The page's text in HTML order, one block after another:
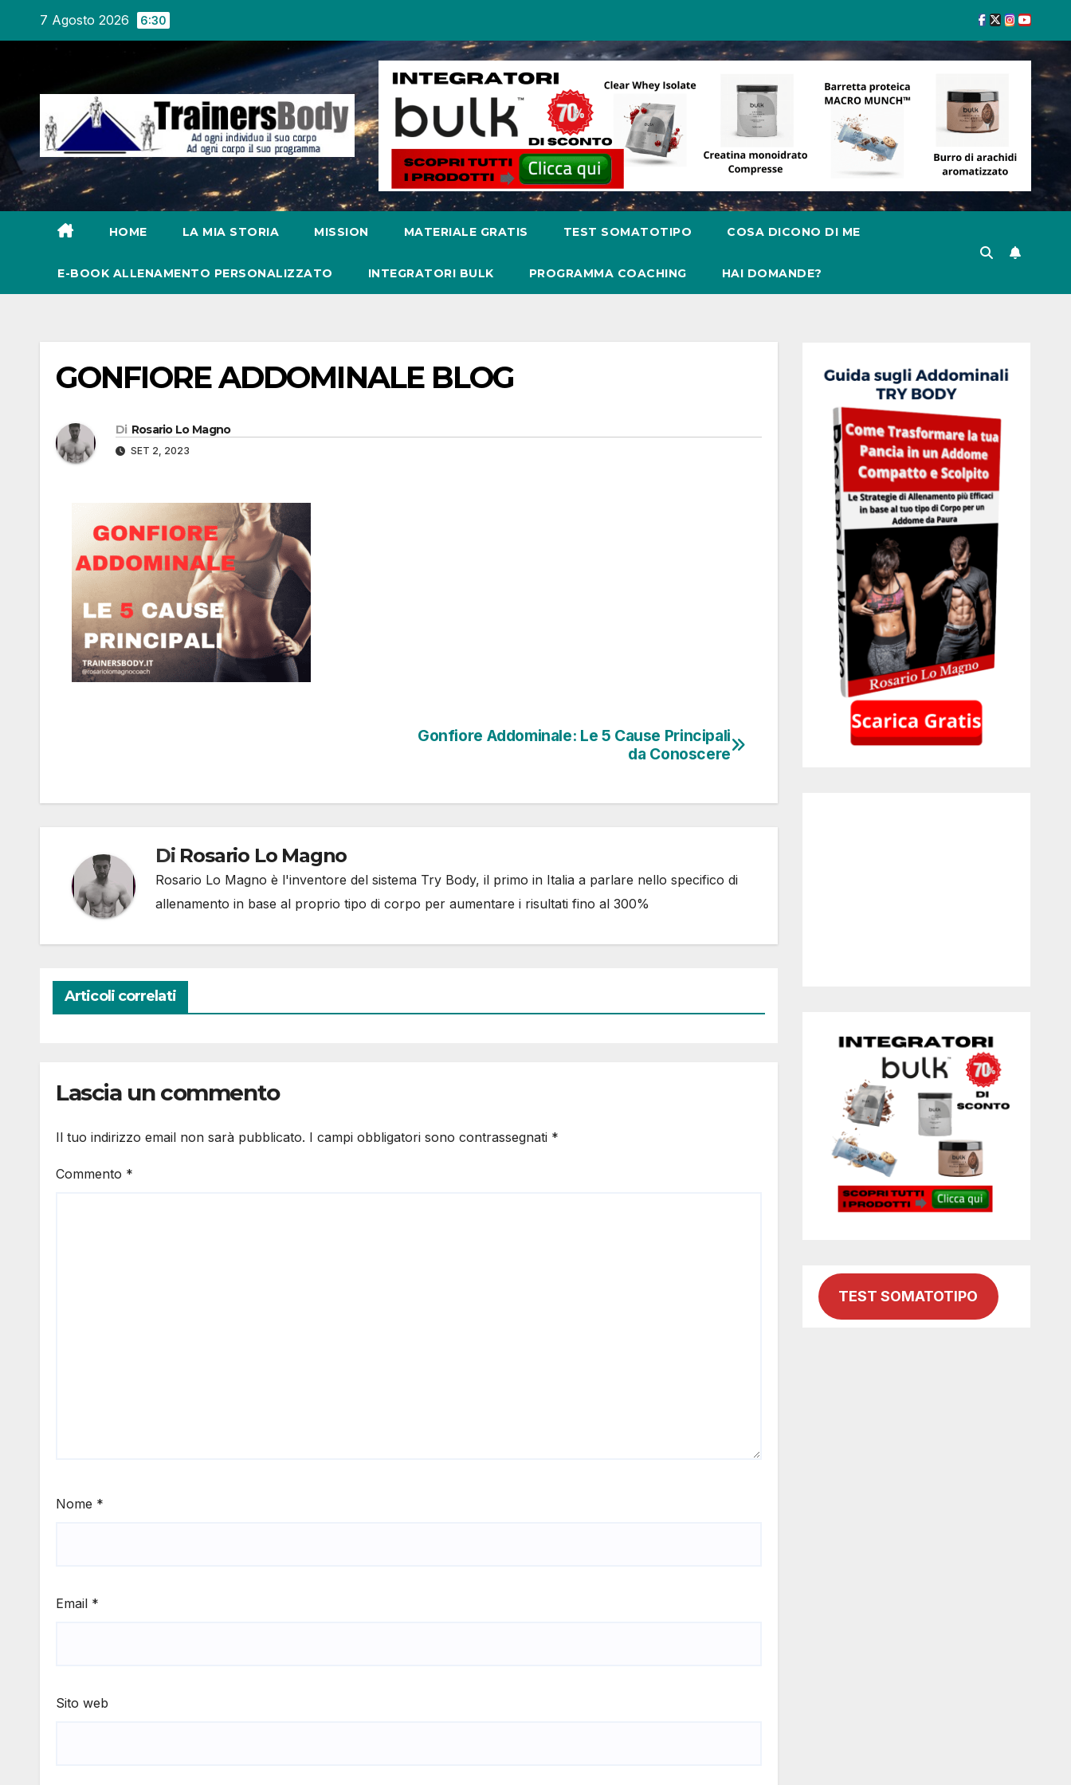
7 Agosto 2026 6:30
HOME LA MIA STORIA MISSION MATERIALE GRATIS TEST SOMATOTIPO COSA DICONO DI ME
E-BOOK ALLENAMENTO PERSONALIZZATO INTEGRATORI BULK PROGRAMMA COACHING HAI DOMANDE?
GONFIORE ADDOMINALE BLOG
Di Rosario Lo Magno
SET 2, 2023
Gonfiore Addominale: Le 5 Cause Principali
da Conoscere
Di Rosario Lo Magno
Rosario Lo Magno è l'inventore del sistema Try Body, il primo in Italia a parlare nello specifico di
allenamento in base al proprio tipo di corpo per aumentare i risultati fino al 300%
Articoli correlati
Lascia un commento
Il tuo indirizzo email non sarà pubblicato. I campi obbligatori sono contrassegnati *
Commento *
Nome *
Email *
Sito web
TEST SOMATOTIPO